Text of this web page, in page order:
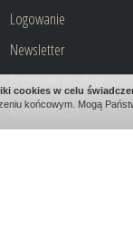
Logowanie
Newsletter
Archiwum produktów
Metamorfoza
cookies w celu
końcowym. Mogą